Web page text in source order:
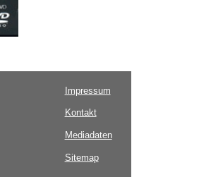
Impressum
Kontakt
Mediadaten
Sitemap